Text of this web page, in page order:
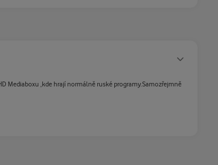
Mediaboxu ,kde hrají normálně ruské programy.Samozřejmně